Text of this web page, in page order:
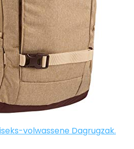
volwassene Dagrugzak.